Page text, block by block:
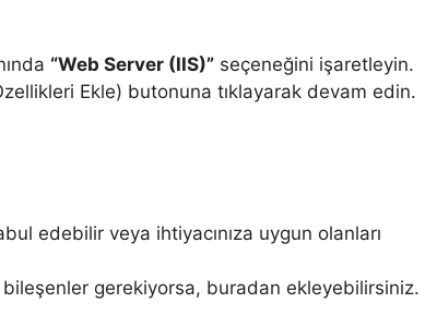
“Web Server (IIS)” seçeneğini işaretleyin.
Ekle) butonuna tıklayarak devam edin.
edebilir veya ihtiyacınıza uygun olanları
gerekiyorsa, buradan ekleyebilirsiniz.